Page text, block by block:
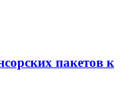
пакетов к